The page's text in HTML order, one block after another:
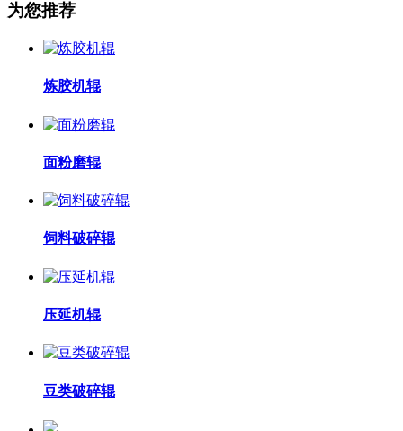
为您推荐
炼胶机辊
面粉磨辊
饲料破碎辊
压延机辊
豆类破碎辊